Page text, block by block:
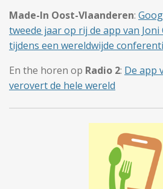
Made-In Oost-Vlaanderen:
tweede jaar op rij de app van
tijdens een wereldwijde
En the horen op Radio 2: De app
verovert de hele wereld